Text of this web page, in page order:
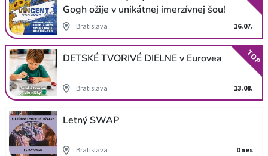
Gogh ožije v unikátnej imerzívnej šou!
Bratislava 16.07.
DETSKÉ TVORIVÉ DIELNE v Eurovea
Bratislava 13.08.
TOP
Letný SWAP
Bratislava Dnes